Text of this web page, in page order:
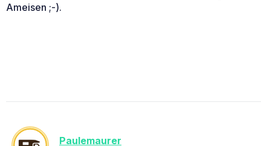
Ameisen ;-).
Paulemaurer